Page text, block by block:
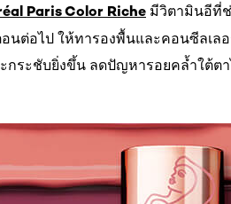
Paris Color Riche มีวิตามินอีที่
นต่อไป ให้ทารองพื้นและคอนซีลเลอ
กระชับยิ่งขึ้น ลดปัญหารอยคล้ำใต้ต